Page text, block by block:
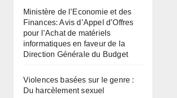
Ministère de l’Economie et des
Finances: Avis d’Appel d’Offres
pour l’Achat de matériels
informatiques en faveur de la
Direction Générale du Budget
Violences basées sur le genre :
Du harcèlement sexuel